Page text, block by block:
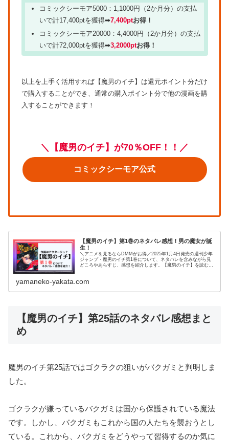
コミックシーモア5000：1,1000円（2か月分）の支払
いで計17,400ptを獲得➡7,400ptお得！
コミックシーモア20000：4,4000円（2か月分）の支払
いで計72,000ptを獲得➡3,2000ptお得！
以上を上手く活用すれば【魔男のイチ】は還元ポイント分だけ
で購入することができ、通常の購入ポイント分で他の漫画を購
入することができます！
＼【魔男のイチ】が70％OFF！！／
コミックシーモア公式
【魔男のイチ】第1巻のネタバレ感想！男の魔女が誕
生！
＼アニメを見るならDMMがお得／2025年1月4日発売の週刊少年
ジャンプ・魔男のイチ第1巻について、ネタバレを含みながら見
どころやあらすじ、感想を紹介します。【魔男のイチ】を読むの
yamaneko-yakata.com
【魔男のイチ】第25話のネタバレ感想まと
め
魔男のイチ第25話ではゴクラクの狙いがバクガミと判明しま
した。
ゴクラクが嫌っているバクガミは国から保護されている魔法
です。しかし、バクガミもこれから国の人たちを襲おうとし
ている。これから、バクガミをどうやって習得するのか気に